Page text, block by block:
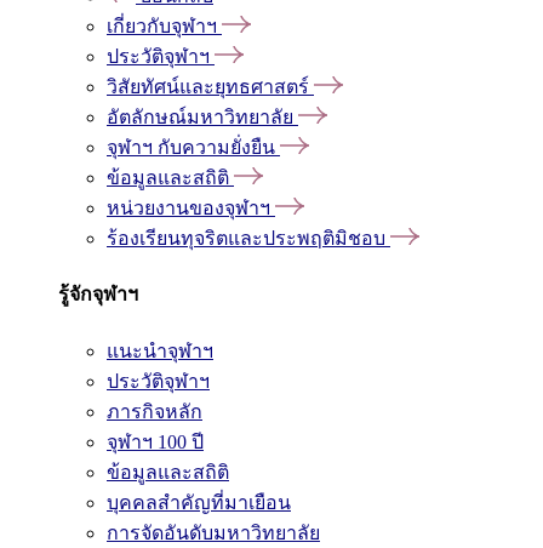
เกี่ยวกับจุฬาฯ
ประวัติจุฬาฯ
วิสัยทัศน์และยุทธศาสตร์
อัตลักษณ์มหาวิทยาลัย
จุฬาฯ กับความยั่งยืน
ข้อมูลและสถิติ
หน่วยงานของจุฬาฯ
ร้องเรียนทุจริตและประพฤติมิชอบ
รู้จักจุฬาฯ
แนะนำจุฬาฯ
ประวัติจุฬาฯ
ภารกิจหลัก
จุฬาฯ 100 ปี
ข้อมูลและสถิติ
บุคคลสำคัญที่มาเยือน
การจัดอันดับมหาวิทยาลัย